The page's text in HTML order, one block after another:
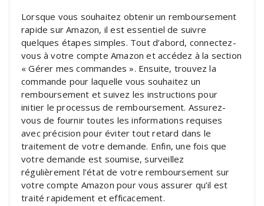
Lorsque vous souhaitez obtenir un remboursement
rapide sur Amazon, il est essentiel de suivre
quelques étapes simples. Tout d’abord, connectez-
vous à votre compte Amazon et accédez à la section
« Gérer mes commandes ». Ensuite, trouvez la
commande pour laquelle vous souhaitez un
remboursement et suivez les instructions pour
initier le processus de remboursement. Assurez-
vous de fournir toutes les informations requises
avec précision pour éviter tout retard dans le
traitement de votre demande. Enfin, une fois que
votre demande est soumise, surveillez
régulièrement l’état de votre remboursement sur
votre compte Amazon pour vous assurer qu’il est
traité rapidement et efficacement.